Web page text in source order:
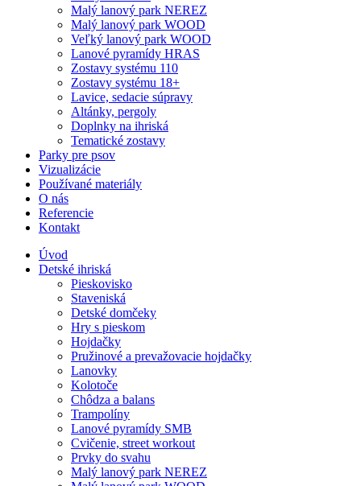
Malý lanový park NEREZ
Malý lanový park WOOD
Veľký lanový park WOOD
Lanové pyramídy HRAS
Zostavy systému 110
Zostavy systému 18+
Lavice, sedacie súpravy
Altánky, pergoly
Doplnky na ihriská
Tematické zostavy
Parky pre psov
Vizualizácie
Používané materiály
O nás
Referencie
Kontakt
Úvod
Detské ihriská
Pieskovisko
Staveniská
Detské domčeky
Hry s pieskom
Hojdačky
Pružinové a prevažovacie hojdačky
Lanovky
Kolotoče
Chôdza a balans
Trampolíny
Lanové pyramídy SMB
Cvičenie, street workout
Prvky do svahu
Malý lanový park NEREZ